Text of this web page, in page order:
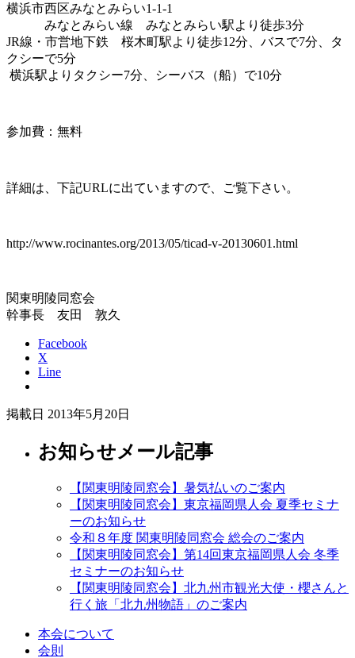
横浜市西区みなとみらい1-1-1
みなとみらい線 みなとみらい駅より徒歩3分
JR線・市営地下鉄 桜木町駅より徒歩12分、バスで7分、タ
クシーで5分
横浜駅よりタクシー7分、シーバス（船）で10分
参加費：無料
詳細は、下記URLに出ていますので、ご覧下さい。
http://www.rocinantes.org/2013/05/ticad-v-20130601.html
関東明陵同窓会
幹事長 友田 敦久
Facebook
X
Line
掲載日 2013年5月20日
お知らせメール記事
【関東明陵同窓会】暑気払いのご案内
【関東明陵同窓会】東京福岡県人会 夏季セミナ
ーのお知らせ
令和８年度 関東明陵同窓会 総会のご案内
【関東明陵同窓会】第14回東京福岡県人会 冬季
セミナーのお知らせ
【関東明陵同窓会】北九州市観光大使・櫻さんと
行く旅「北九州物語」のご案内
本会について
会則